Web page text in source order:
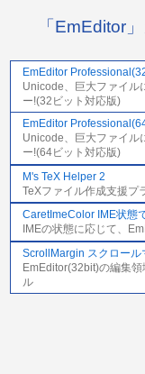
「EmEditor
EmEditor
Unicode、巨大ファイル
ー!(32ビット対応版)
EmEditor
Unicode、巨大ファイル
ー!(64ビット対応版)
M's TeX Helper 2
TeXファイル作成支援プ
CaretImeColor IME状態
IMEの状態に応じて、
ScrollMargin スクロー
EmEditor(32bit)の編集
ル